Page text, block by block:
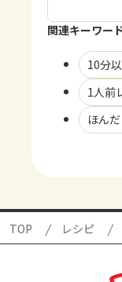
関連キーワー
10分
1人前
ほん
TOP レシピ